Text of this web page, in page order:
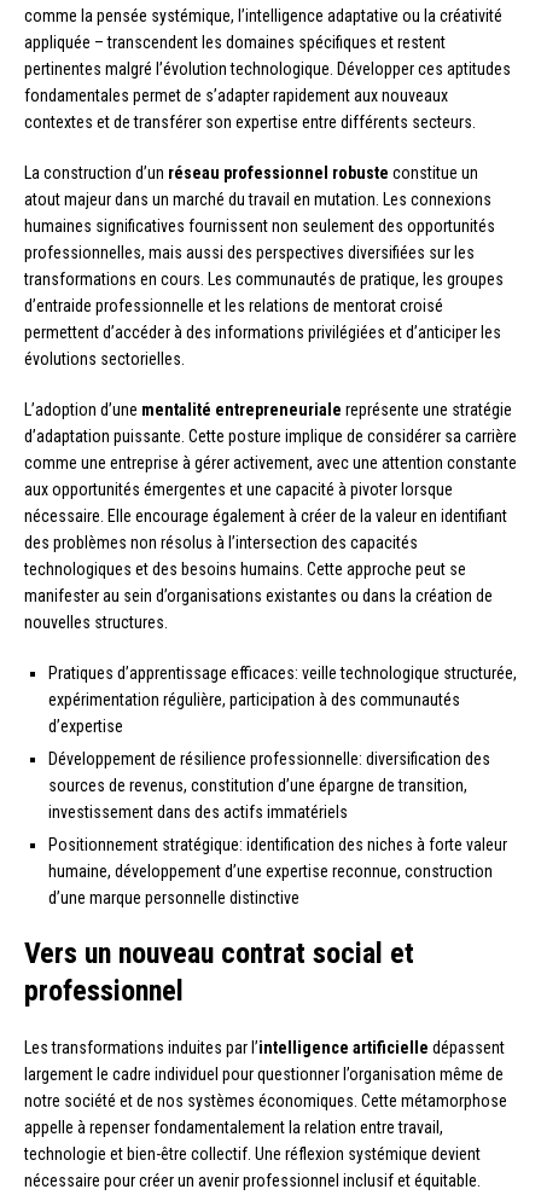
comme la pensée systémique, l’intelligence adaptative ou la créativité
appliquée – transcendent les domaines spécifiques et restent
pertinentes malgré l’évolution technologique. Développer ces aptitudes
fondamentales permet de s’adapter rapidement aux nouveaux
contextes et de transférer son expertise entre différents secteurs.
La construction d’un réseau professionnel robuste constitue un
atout majeur dans un marché du travail en mutation. Les connexions
humaines significatives fournissent non seulement des opportunités
professionnelles, mais aussi des perspectives diversifiées sur les
transformations en cours. Les communautés de pratique, les groupes
d’entraide professionnelle et les relations de mentorat croisé
permettent d’accéder à des informations privilégiées et d’anticiper les
évolutions sectorielles.
L’adoption d’une mentalité entrepreneuriale représente une stratégie
d’adaptation puissante. Cette posture implique de considérer sa carrière
comme une entreprise à gérer activement, avec une attention constante
aux opportunités émergentes et une capacité à pivoter lorsque
nécessaire. Elle encourage également à créer de la valeur en identifiant
des problèmes non résolus à l’intersection des capacités
technologiques et des besoins humains. Cette approche peut se
manifester au sein d’organisations existantes ou dans la création de
nouvelles structures.
Pratiques d’apprentissage efficaces: veille technologique structurée,
expérimentation régulière, participation à des communautés
d’expertise
Développement de résilience professionnelle: diversification des
sources de revenus, constitution d’une épargne de transition,
investissement dans des actifs immatériels
Positionnement stratégique: identification des niches à forte valeur
humaine, développement d’une expertise reconnue, construction
d’une marque personnelle distinctive
Vers un nouveau contrat social et
professionnel
Les transformations induites par l’intelligence artificielle dépassent
largement le cadre individuel pour questionner l’organisation même de
notre société et de nos systèmes économiques. Cette métamorphose
appelle à repenser fondamentalement la relation entre travail,
technologie et bien-être collectif. Une réflexion systémique devient
nécessaire pour créer un avenir professionnel inclusif et équitable.